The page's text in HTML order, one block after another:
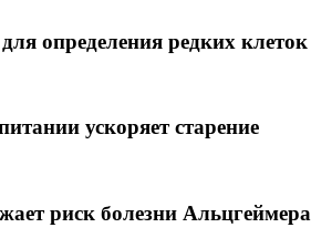
определения редких клеток
ускоряет старение
риск болезни Альцгеймера